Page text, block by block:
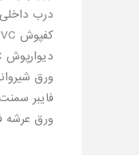
درب
کفپوش PVC در شهر تهران
دیوارپوش PVC در شهر تهران
ورق
فایبر
ورق عرشه